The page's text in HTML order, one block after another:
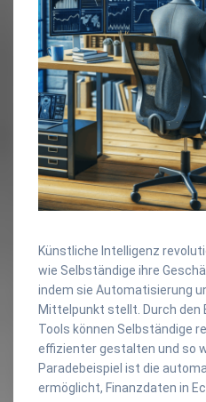
Künstliche Intelligenz
wie Selbständige ihre
indem sie Automatisierung
Mittelpunkt stellt. Durch den
Tools können Selbständige
effizienter gestalten und so
Paradebeispiel ist die
ermöglicht, Finanzdaten in